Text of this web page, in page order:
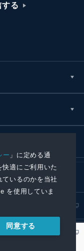
ー 」に定める通
快適にご利用いた
いるのかを当社
を使用していま
同意する
る
リリース取扱基準